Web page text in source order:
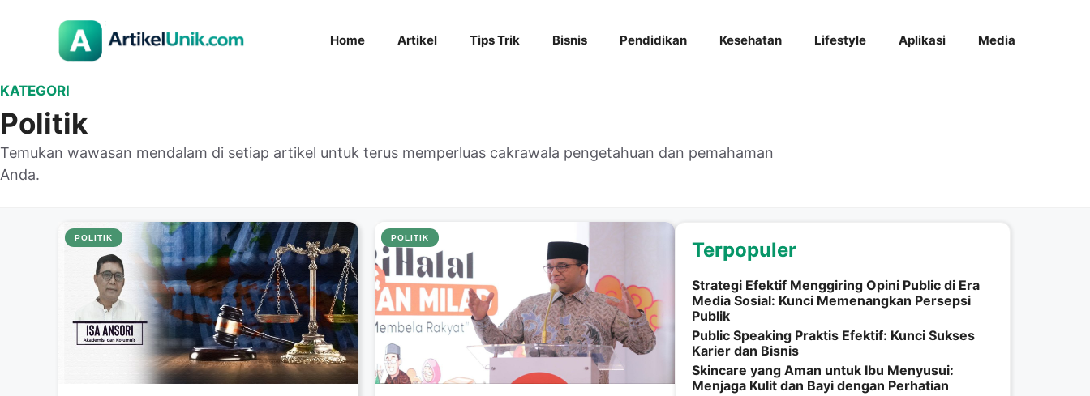
Home Artikel Tips Trik Bisnis Pendidikan Kesehatan Lifestyle Aplikasi Media
KATEGORI
Politik
Temukan wawasan mendalam di setiap artikel untuk terus memperluas cakrawala pengetahuan dan pemahaman
Anda.
POLITIK POLITIK
Terpopuler
Strategi Efektif Menggiring Opini Public di Era
Media Sosial: Kunci Memenangkan Persepsi
Publik
Public Speaking Praktis Efektif: Kunci Sukses
Karier dan Bisnis
Skincare yang Aman untuk Ibu Menyusui:
Menjaga Kulit dan Bayi dengan Perhatian